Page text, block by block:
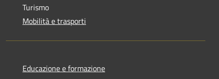
Turismo
Mobilità e trasporti
Educazione e formazione